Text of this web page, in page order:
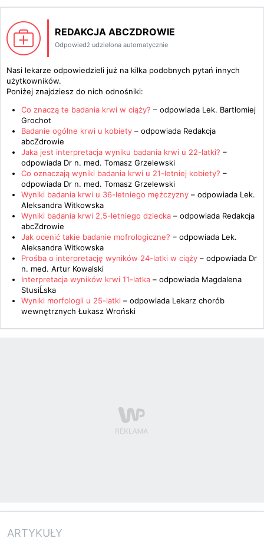
REDAKCJA ABCZDROWIE
Odpowiedź udzielona automatycznie
Nasi lekarze odpowiedzieli już na kilka podobnych pytań innych
użytkowników.
Poniżej znajdziesz do nich odnośniki:
Co znaczą te badania krwi w ciąży? – odpowiada Lek. Bartłomiej
Grochot
Badanie ogólne krwi u kobiety – odpowiada Redakcja
abcZdrowie
Jaka jest interpretacja wyniku badania krwi u 22-latki? –
odpowiada Dr n. med. Tomasz Grzelewski
Co oznaczają wyniki badania krwi u 21-letniej kobiety? –
odpowiada Dr n. med. Tomasz Grzelewski
Wyniki badania krwi u 36-letniego mężczyzny – odpowiada Lek.
Aleksandra Witkowska
Wyniki badania krwi 2,5-letniego dziecka – odpowiada Redakcja
abcZdrowie
Jak ocenić takie badanie mofrologiczne? – odpowiada Lek.
Aleksandra Witkowska
Prośba o interpretację wyników 24-latki w ciąży – odpowiada Dr
n. med. Artur Kowalski
Interpretacja wyników krwi 11-latka – odpowiada Magdalena
StusiĹska
Wyniki morfologii u 25-latki – odpowiada Lekarz chorób
wewnętrznych Łukasz Wroński
ARTYKUŁY